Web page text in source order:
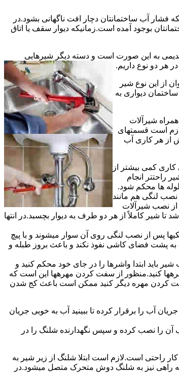
فشار آب ساختمانتان دچار افت ناگهانی بشود.در
بوجود آمده است.زمانیکه دیوار سقف یا اتاق
به این صورت است و دسته دیگر شیرهایی
هر دو نوع داریم.
از این نوع شیر
دیواری به
شیرآلات
است قسمتهای
از هر کاری آب
کمی بیشتر از
راحتتر انجام
ها محکم شود.
لنگی هم مانند
از نصب شیرآلات
تا شیر کاملاً از هر دو طرف به دیوار بچسبد.در انتها
پس از نصب لنگی روی آن سوار میشوند و با پیچ
به پشت فضای کاشی نفوذ نکند و باعث بروز طبله و
ابتدا واشرها را در جای خود محکم کنید و
کنید.منظور از سفت کردن مهرهها این است که
کردن مهره دیگر کنید ممکن است باعث کج شدن
آب را برقرار کرده تا ببینید آب به خوبی جریان
آن را نصب کرده و سپس نگهدارنده شلنگ را در
است.لازم است ابتلا شلنگ از زیر شیر به
راهی نیز به شلنگ دوش متحرک متصل میشود.در